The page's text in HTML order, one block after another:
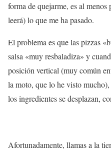
forma de quejarme, es al
leerá) lo que me ha pasado.
El problema es que las pizzas
salsa «muy resbaladiza» y
posición vertical (muy común
la moto, que lo he visto
los ingredientes se desplazan,
Afortunadamente, llamas a la